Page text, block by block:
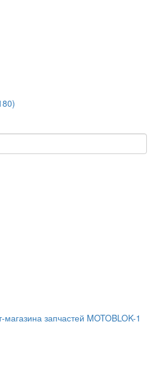
магазина запчастей MOTOBLOK-1